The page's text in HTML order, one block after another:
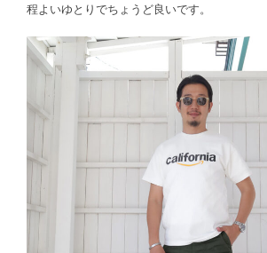
程よいゆとりでちょうど良いです。